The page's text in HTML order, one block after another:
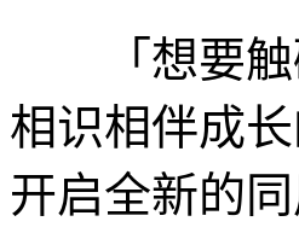
「想要触
相识相伴成
开启全新的